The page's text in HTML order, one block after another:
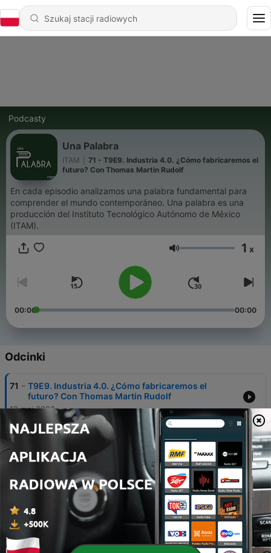
Podcasty
Una Palabra
ITAM
71 - T9E9. Industria 4.0. ¿Cómo fabricaremos el
futuro? Con Thomas Martin Rudolf
En cada episodio analizamos una palabra fundamental para
comprender el mundo contemporáneo. Una palabra es una
producción del Instituto Tecnológico Autónomo de México
(ITAM).
Głośność 1 x
00:00 00:00
Odcinki
71 - T9E9. Industria 4.0. ¿Cómo fabricaremos el
futuro? Con Thomas Martin Rudolf
12 maj 2026
70 - T9E7. Multilateralismo. ¿El final de una era? Con
28 kwi 2026
69 - T9E7. Cielo. ¿Por qué los planetas no chocan? Con
Ernesto Pérez Chavela
14 kwi 2026
68 - T9E6. Eudemonía. ¿Cómo vivir con “buen
espíritu”? Con Roberto Zocco
24 mar 2026